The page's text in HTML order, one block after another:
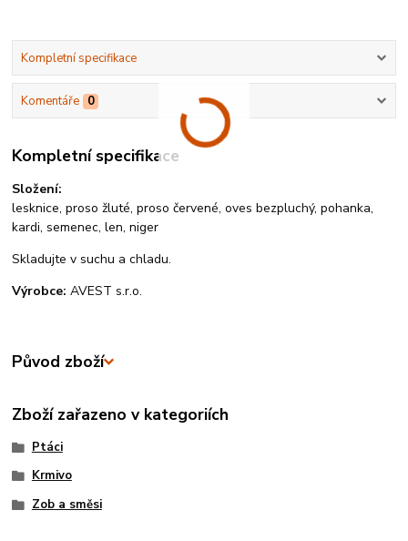
Kompletní specifikace
Komentáře 0
Kompletní specifikace
Složení:
lesknice, proso žluté, proso červené, oves bezpluchý, pohanka,
kardi, semenec, len, niger
Skladujte v suchu a chladu.
Výrobce:AVEST s.r.o.
Původ zboží
Zboží zařazeno v kategoriích
Ptáci
Krmivo
Zob a směsi